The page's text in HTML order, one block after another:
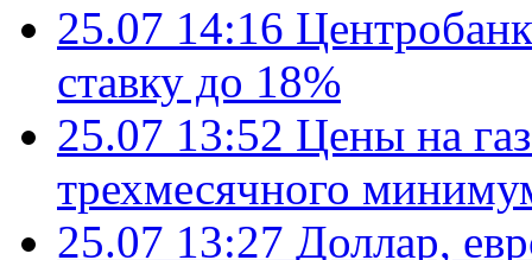
25.07 14:16
ставку до 18%
25.07 13:52 Цены на
трехмесячного
25.07 13:27 Доллар,